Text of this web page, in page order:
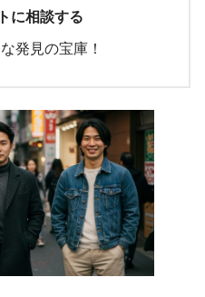
に相談する
発見の宝庫！